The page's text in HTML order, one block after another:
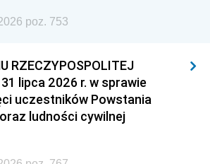
poz. 753
RZECZYPOSPOLITEJ
lipca 2026 r. w sprawie
uczestników Powstania
ludności cywilnej